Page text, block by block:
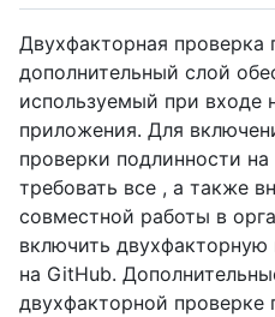
Двухфакторная
дополнительный слой
используемый при входе
приложения. Для
проверки подлинности
требовать все , а также
совместной работы в
включить двухфакторную
на GitHub.
двухфакторной проверке